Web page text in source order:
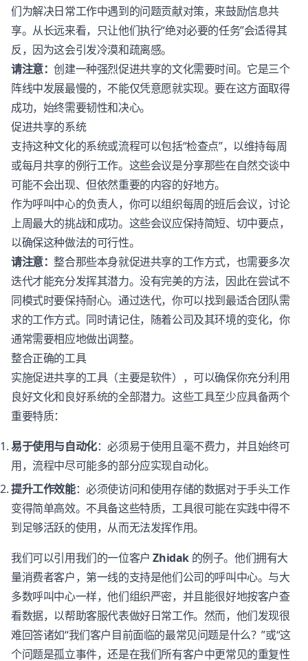
们为解决日常工作中遇到的问题贡献对策，来鼓励信息共
享。从长远来看，只让他们执行“绝对必要的任务”会适得其
反，因为这会引发冷漠和疏离感。
请注意：创建一种强烈促进共享的文化需要时间。它是三个
阵线中发展最慢的，不能仅凭意愿就实现。要在这方面取得
成功，始终需要韧性和决心。
促进共享的系统
支持这种文化的系统或流程可以包括“检查点”，以维持每周
或每月共享的例行工作。这些会议是分享那些在自然交谈中
可能不会出现、但依然重要的内容的好地方。
作为呼叫中心的负责人，你可以组织每周的班后会议，讨论
上周最大的挑战和成功。这些会议应保持简短、切中要点，
以确保这种做法的可行性。
请注意：整合那些本身就促进共享的工作方式，也需要多次
迭代才能充分发挥其潜力。没有完美的方法，因此在尝试不
同模式时要保持耐心。通过迭代，你可以找到最适合团队需
求的工作方式。同时请记住，随着公司及其环境的变化，你
通常需要相应地做出调整。
整合正确的工具
实施促进共享的工具（主要是软件），可以确保你充分利用
良好文化和良好系统的全部潜力。这些工具至少应具备两个
重要特质：
易于使用与自动化：必须易于使用且毫不费力，并且始终可
用，流程中尽可能多的部分应实现自动化。
提升工作效能：必须使访问和使用存储的数据对于手头工作
变得简单高效。不具备这些特质，工具很可能在实践中得不
到足够活跃的使用，从而无法发挥作用。
我们可以引用我们的一位客户Zhidak 的例子。他们拥有大
量消费者客户，第一线的支持是他们公司的呼叫中心。与大
多数呼叫中心一样，他们组织严密，并且能很好地按客户查
看数据，以帮助客服代表做好日常工作。然而，他们发现很
难回答诸如“我们客户目前面临的最常见问题是什么？”或“这
个问题是孤立事件，还是在我们所有客户中更常见的重复性